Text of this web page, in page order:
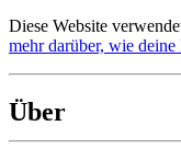
Diese Website
mehr darüber, wie
Über